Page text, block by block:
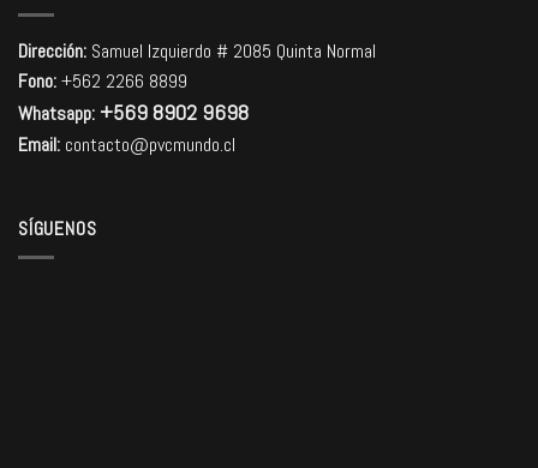
Dirección: Samuel Izquierdo # 2085 Quinta Normal
Fono:+562 2266 8899
Whatsapp: +569 8902 9698
Email: contacto@pvcmundo.cl
SÍGUENOS